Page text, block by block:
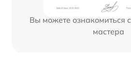
Вы можете ознакомиться
мастера